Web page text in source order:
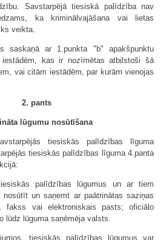
Savstarpējā tiesiskā palīdzība nav
ka kriminālvajāšana vai lietas
veikta.
saskaņā ar 1.punkta "b" apakšpunktu
iestādēm, kas ir nozīmētas atbilstoši šā
vai citām iestādēm, par kurām vienojas
2. pants
lūgumu nosūtīšana
tiesiskās palīdzības līguma
tiesiskās palīdzības līguma 4.panta
palīdzības lūgumus un ar tiem
un saņemt ar paātrinātas saziņas
fakss vai elektroniskais pasts; oficiālo
lūdz lūguma saņēmēja valsts.
tiesiskās palīdzības lūgumus var